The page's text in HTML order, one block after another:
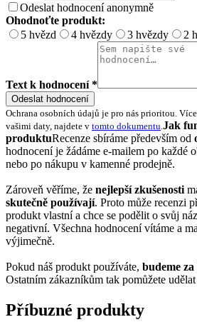
Odeslat hodnocení anonymně
Ohodnoťte produkt:
5 hvězd
4 hvězdy 3 hvězdy 2
Text k hodnocení *
Odeslat hodnocení
Ochrana osobních údajů je pro nás prioritou.
vašimi daty, najdete v tomto dokumentu Jak
produktuRecenze sbíráme především od
hodnocení je žádáme e-mailem po každé
nebo po nákupu v kamenné prodejně.
Zároveň věříme, že nejlepší zkušenosti
skutečně používají. Proto může recenzi
produkt vlastní a chce se podělit o svůj
negativní. Všechna hodnocení vítáme a
výjimečně.
Pokud náš produkt používáte, budeme
Ostatním zákazníkům tak pomůžete
Příbuzné produkty